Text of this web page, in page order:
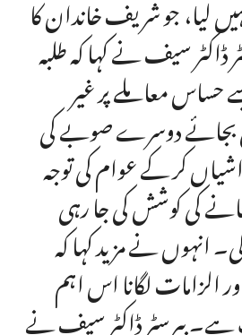
ڈاکٹر سیف نے کہا کہ طلبہ
حساس معاملے پر غیر
بجائے دوسرے صوبے کی
کر کے عوام کی توجہ
کی کوشش کی جا رہی
انہوں نے مزید کہا کہ
الزامات لگانا اس اہم
ہے۔ بیرسٹر ڈاکٹر سیف نے